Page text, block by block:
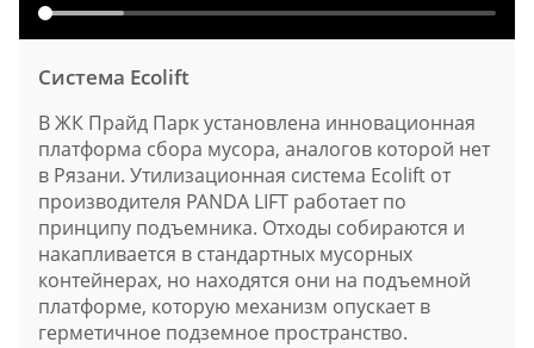
Система Ecolift
В ЖК Прайд Парк установлена инновационная
платформа сбора мусора, аналогов которой нет
в Рязани. Утилизационная система Ecolift от
производителя PANDA LIFT работает по
принципу подъемника. Отходы собираются и
накапливается в стандартных мусорных
контейнерах, но находятся они на подъемной
платформе, которую механизм опускает в
герметичное подземное пространство.